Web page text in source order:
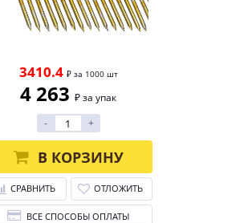
3410.4 ₽ за 1000 шт
4 263 ₽ за упак
-
+
В КОРЗИНУ
СРАВНИТЬ ОТЛОЖИТЬ
ВСЕ СПОСОБЫ ОПЛАТЫ